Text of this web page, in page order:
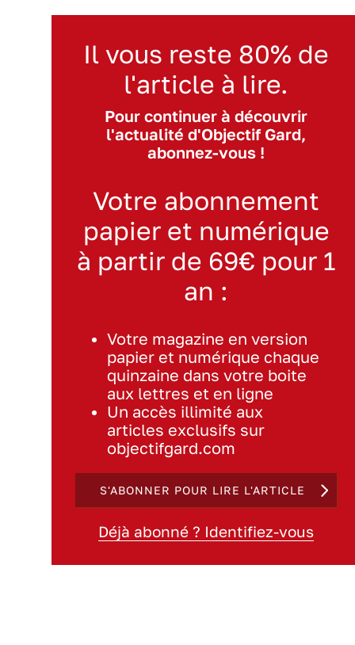
Il vous reste 80% de
l'article à lire.
Pour continuer à découvrir
l'actualité d'Objectif Gard,
abonnez-vous !
Votre abonnement
papier et numérique
à partir de 69€ pour 1
an :
Votre magazine en version
papier et numérique chaque
quinzaine dans votre boite
aux lettres et en ligne
Un accès illimité aux
articles exclusifs sur
objectifgard.com
S'ABONNER POUR LIRE L'ARTICLE
Déjà abonné ? Identifiez-vous